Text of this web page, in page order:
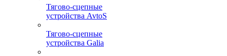
Тягово-сцепные
устройства AvtoS
Тягово-сцепные
устройства Galia